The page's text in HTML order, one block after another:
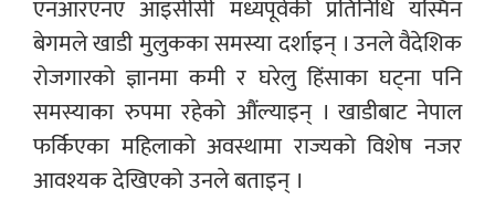
एनआरएनए आइसीसी मध्यपूर्वकी प्रतिनिधि यस्मिन
बेगमले खाडी मुलुकका समस्या दर्शाइन् । उनले वैदेशिक
रोजगारको ज्ञानमा कमी र घरेलु हिंसाका घट्ना पनि
समस्याका रुपमा रहेको औंल्याइन् । खाडीबाट नेपाल
फर्किएका महिलाको अवस्थामा राज्यको विशेष नजर
आवश्यक देखिएको उनले बताइन् ।